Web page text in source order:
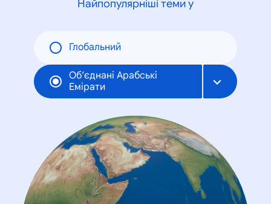
Найпопулярніші теми у
Глобальний
Об’єднані Арабські
Емірати